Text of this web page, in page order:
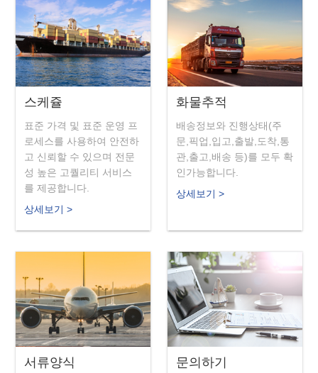
한국 서울
스케쥴
표준 가격 및 표준 운영 프
로세스를 사용하여 안전하
고 신뢰할 수 있으며 전문
성 높은 고퀄리티 서비스
를 제공합니다.
상세보기 >
화물추적
배송정보와 진행상태(주
문,픽업,입고,출발,도착,통
관,출고,배송 등)를 모두 확
인가능합니다.
상세보기 >
서류양식 문의하기